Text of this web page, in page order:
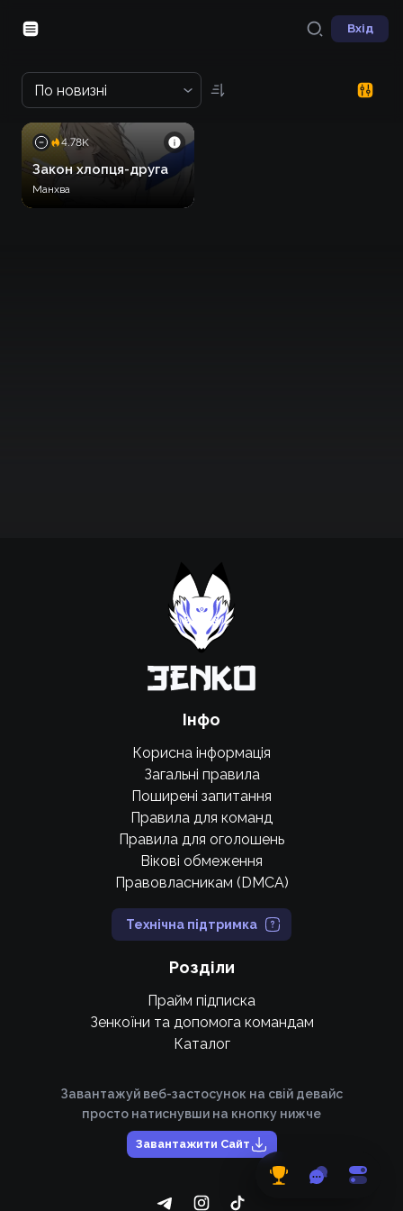
Вхід
По новизні
4.78K
Закон хлопця-друга
Манхва
крутих нововведень
Підтримати проєкт
Інфо
Корисна інформація
Загальні правила
Поширені запитання
Правила для команд
Правила для оголошень
Вікові обмеження
Правовласникам (DMCA)
Технічна підтримка
Розділи
Прайм підписка
Зенкоїни та допомога командам
Каталог
Завантажуй веб-застосунок на свій девайс
просто натиснувши на кнопку нижче
Завантажити Сайт